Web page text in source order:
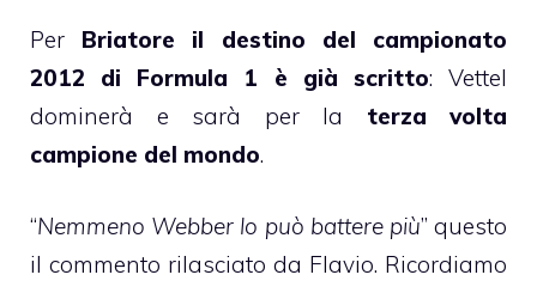
Per Briatore il destino del campionato
2012 di Formula 1 è già scritto: Vettel
dominerà e sarà per la terza volta
campione del mondo.
“Nemmeno Webber lo può battere più” questo
il commento rilasciato da Flavio. Ricordiamo